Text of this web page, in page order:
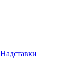
Надставки